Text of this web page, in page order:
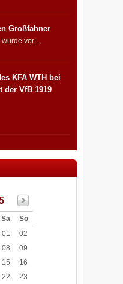
Großfahner
vor...
KFA WTH bei
der VfB 1919
Sa
So
01
02
08
09
15
16
22
23